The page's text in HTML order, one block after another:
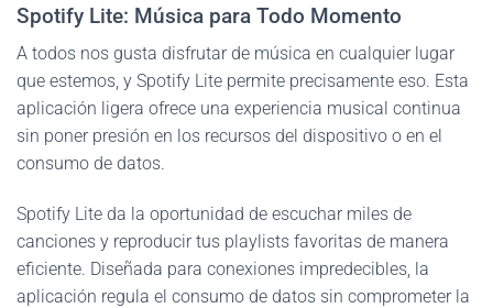
Spotify Lite: Música para Todo Momento
A todos nos gusta disfrutar de música en cualquier lugar
que estemos, y Spotify Lite permite precisamente eso. Esta
aplicación ligera ofrece una experiencia musical continua
sin poner presión en los recursos del dispositivo o en el
consumo de datos.
Spotify Lite da la oportunidad de escuchar miles de
canciones y reproducir tus playlists favoritas de manera
eficiente. Diseñada para conexiones impredecibles, la
aplicación regula el consumo de datos sin comprometer la